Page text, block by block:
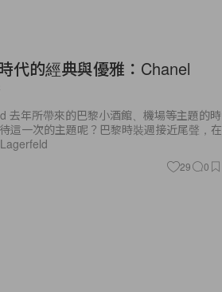
代的經典與優雅：Chanel
去年所帶來的巴黎小酒館、機場等主題的時
這一次的主題呢？巴黎時裝週接近尾聲，在
29 0